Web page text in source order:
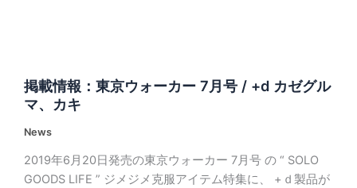
掲載情報：東京ウォーカー 7月号 / +d カゼグル
マ、カキ
News
2019年6月20日発売の東京ウォーカー 7月号 の “ SOLO
GOODS LIFE ” ジメジメ克服アイテム特集に、 +ｄ製品が